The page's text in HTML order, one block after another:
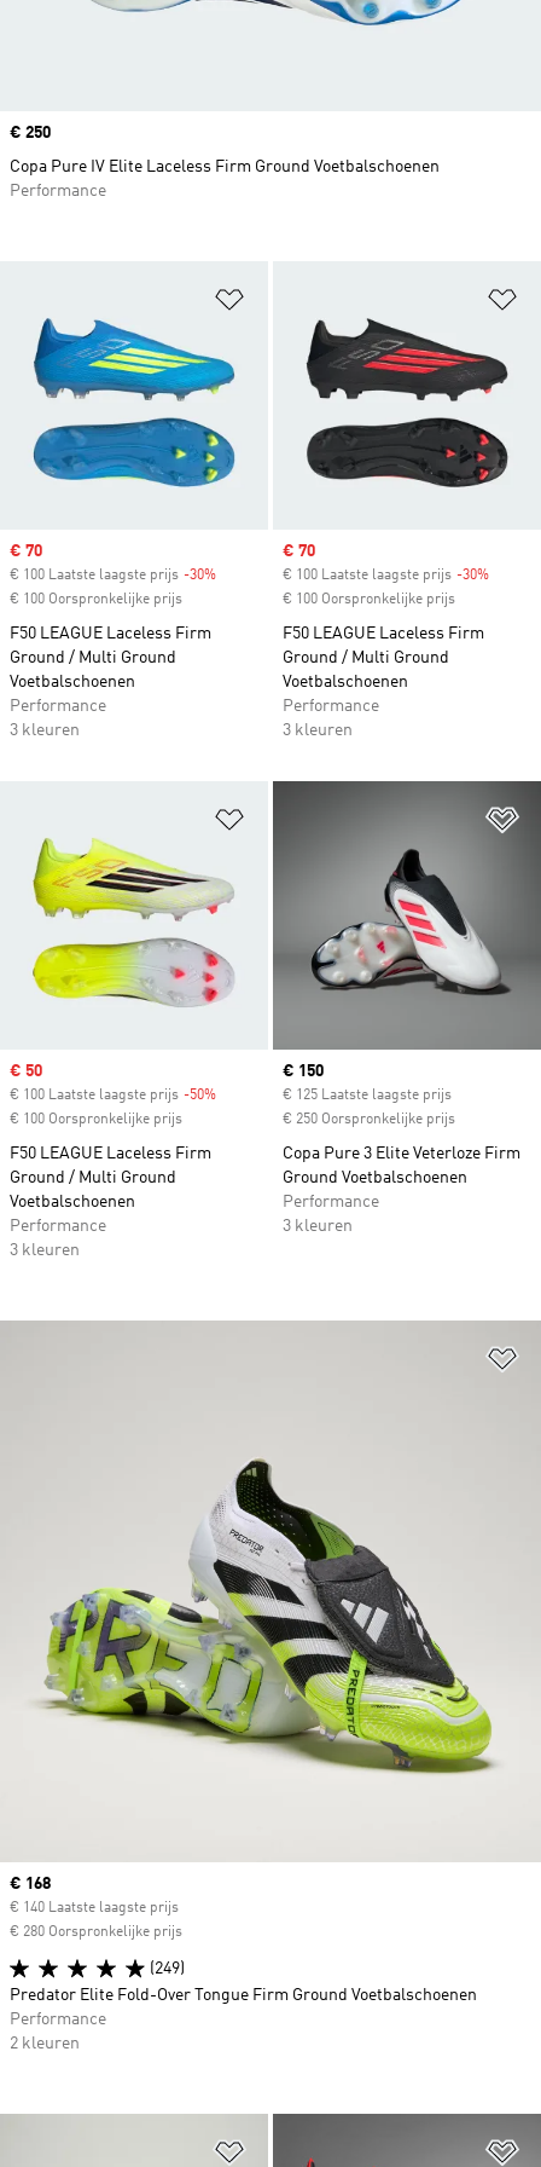
Sale price
€ 70
€ 100 Laatste laagste prijs -30%
€ 100 Oorspronkelijke prijs
F50 LEAGUE Laceless Firm
Ground / Multi Ground
Voetbalschoenen
Performance
3 kleuren
Sale price
€ 70
€ 100 Laatste laagste prijs -30%
€ 100 Oorspronkelijke prijs
F50 LEAGUE Laceless Firm
Ground / Multi Ground
Voetbalschoenen
Performance
3 kleuren
Sale price
€ 50
€ 100 Laatste laagste prijs -50%
€ 100 Oorspronkelijke prijs
F50 LEAGUE Laceless Firm
Ground / Multi Ground
Voetbalschoenen
Performance
3 kleuren
Current price
€ 150
€ 125 Laatste laagste prijs
€ 250 Oorspronkelijke prijs
Copa Pure 3 Elite Veterloze Firm
Ground Voetbalschoenen
Performance
3 kleuren
Current price
€ 168
€ 140 Laatste laagste prijs
€ 280 Oorspronkelijke prijs
(249)
Predator Elite Fold-Over Tongue Firm Ground Voetbalschoenen
Performance
2 kleuren
Price
€ 250
Copa Pure IV Elite Laceless Firm Ground Voetbalschoenen
Performance